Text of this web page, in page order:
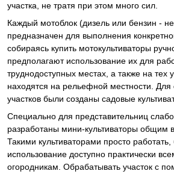
участка, не тратя при этом много сил.
Каждый мотоблок (дизель или бензин -
предназначен для выполнения
собираясь купить мотокультиваторы
предполагают использование их для
труднодоступных местах, а также на тех
находятся на рельефной местности. Для
участков были созданы садовые
Специально для представительниц
разработаны мини-культиваторы общим
Такими культиваторами просто
использование доступно практически
огородникам. Обрабатывать участок с